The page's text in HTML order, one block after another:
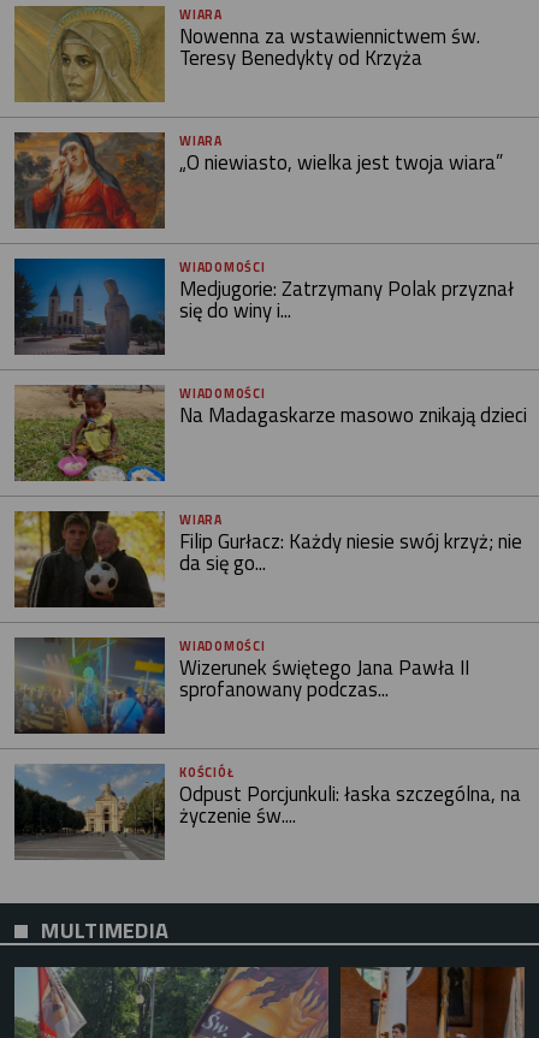
WIARA
Nowenna za wstawiennictwem św.
Teresy Benedykty od Krzyża
WIARA
„O niewiasto, wielka jest twoja wiara”
WIADOMOŚCI
Medjugorie: Zatrzymany Polak przyznał
się do winy i...
WIADOMOŚCI
Na Madagaskarze masowo znikają dzieci
WIARA
Filip Gurłacz: Każdy niesie swój krzyż; nie
da się go...
WIADOMOŚCI
Wizerunek świętego Jana Pawła II
sprofanowany podczas...
KOŚCIÓŁ
Odpust Porcjunkuli: łaska szczególna, na
życzenie św....
MULTIMEDIA